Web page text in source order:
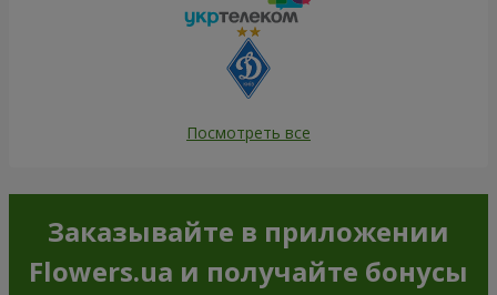
Посмотреть все
Заказывайте в приложении
Flowers.ua и получайте бонусы